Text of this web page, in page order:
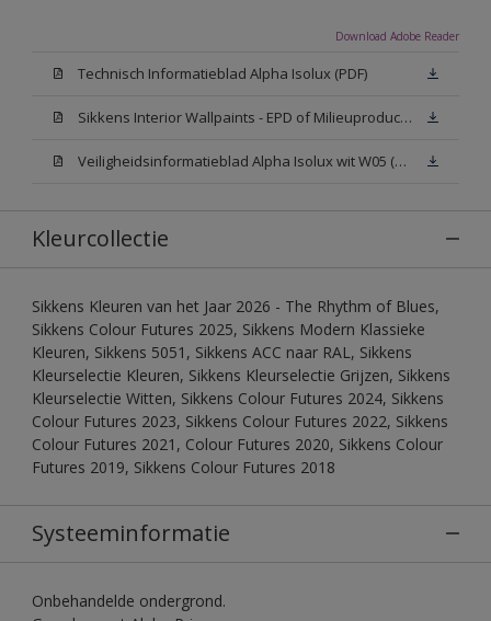
Download Adobe Reader
Technisch Informatieblad Alpha Isolux (PDF)
Sikkens Interior Wallpaints - EPD of Milieuproductverklaring
Veiligheidsinformatieblad Alpha Isolux wit W05 (SDS)
Kleurcollectie
Sikkens Kleuren van het Jaar 2026 - The Rhythm of Blues,
Sikkens Colour Futures 2025, Sikkens Modern Klassieke
Kleuren, Sikkens 5051, Sikkens ACC naar RAL, Sikkens
Kleurselectie Kleuren, Sikkens Kleurselectie Grijzen, Sikkens
Kleurselectie Witten, Sikkens Colour Futures 2024, Sikkens
Colour Futures 2023, Sikkens Colour Futures 2022, Sikkens
Colour Futures 2021, Colour Futures 2020, Sikkens Colour
Futures 2019, Sikkens Colour Futures 2018
Systeeminformatie
Onbehandelde ondergrond.